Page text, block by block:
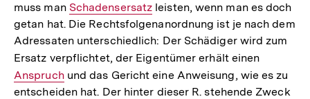
muss man Interner
Link:
Schadensersatz leisten, wenn man es doch
getan hat. Die Rechtsfolgenanordnung ist je nach dem
Adressaten unterschiedlich: Der Schädiger wird zum
Ersatz verpflichtet, der Eigentümer erhält einen
Link:
Anspruchund das Gericht eine Anweisung, wie es zu
entscheiden hat. Der hinter dieser R. stehende Zweck